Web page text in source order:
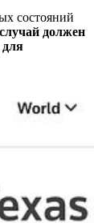
состояний
должен
для